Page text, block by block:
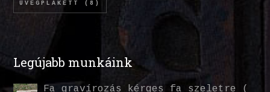
ÜVEGPLAKETT (8)
Legújabb munkáink
Fa gravírozás kérges fa szeletre (